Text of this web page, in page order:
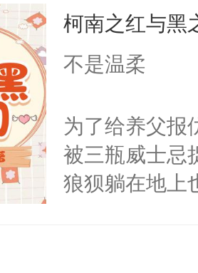
p，不要看到
路让我给男
白，裸更，谨
苦。佐助，我
人是我，你怎
世界 一句话
柯南之红与黑
不是温柔
为了给养父报
被三瓶威士忌
狼狈躺在地上